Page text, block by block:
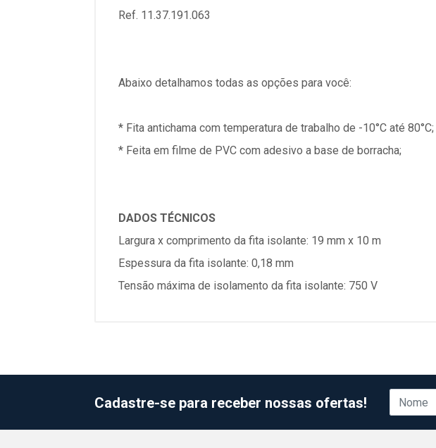
Ref. 11.37.191.063
Abaixo detalhamos todas as opções para você:
* Fita antichama com temperatura de trabalho de -10°C até 80°C;
* Feita em filme de PVC com adesivo a base de borracha;
DADOS TÉCNICOS
Largura x comprimento da fita isolante: 19 mm x 10 m
Espessura da fita isolante: 0,18 mm
Tensão máxima de isolamento da fita isolante: 750 V
Cadastre-se para receber nossas ofertas!